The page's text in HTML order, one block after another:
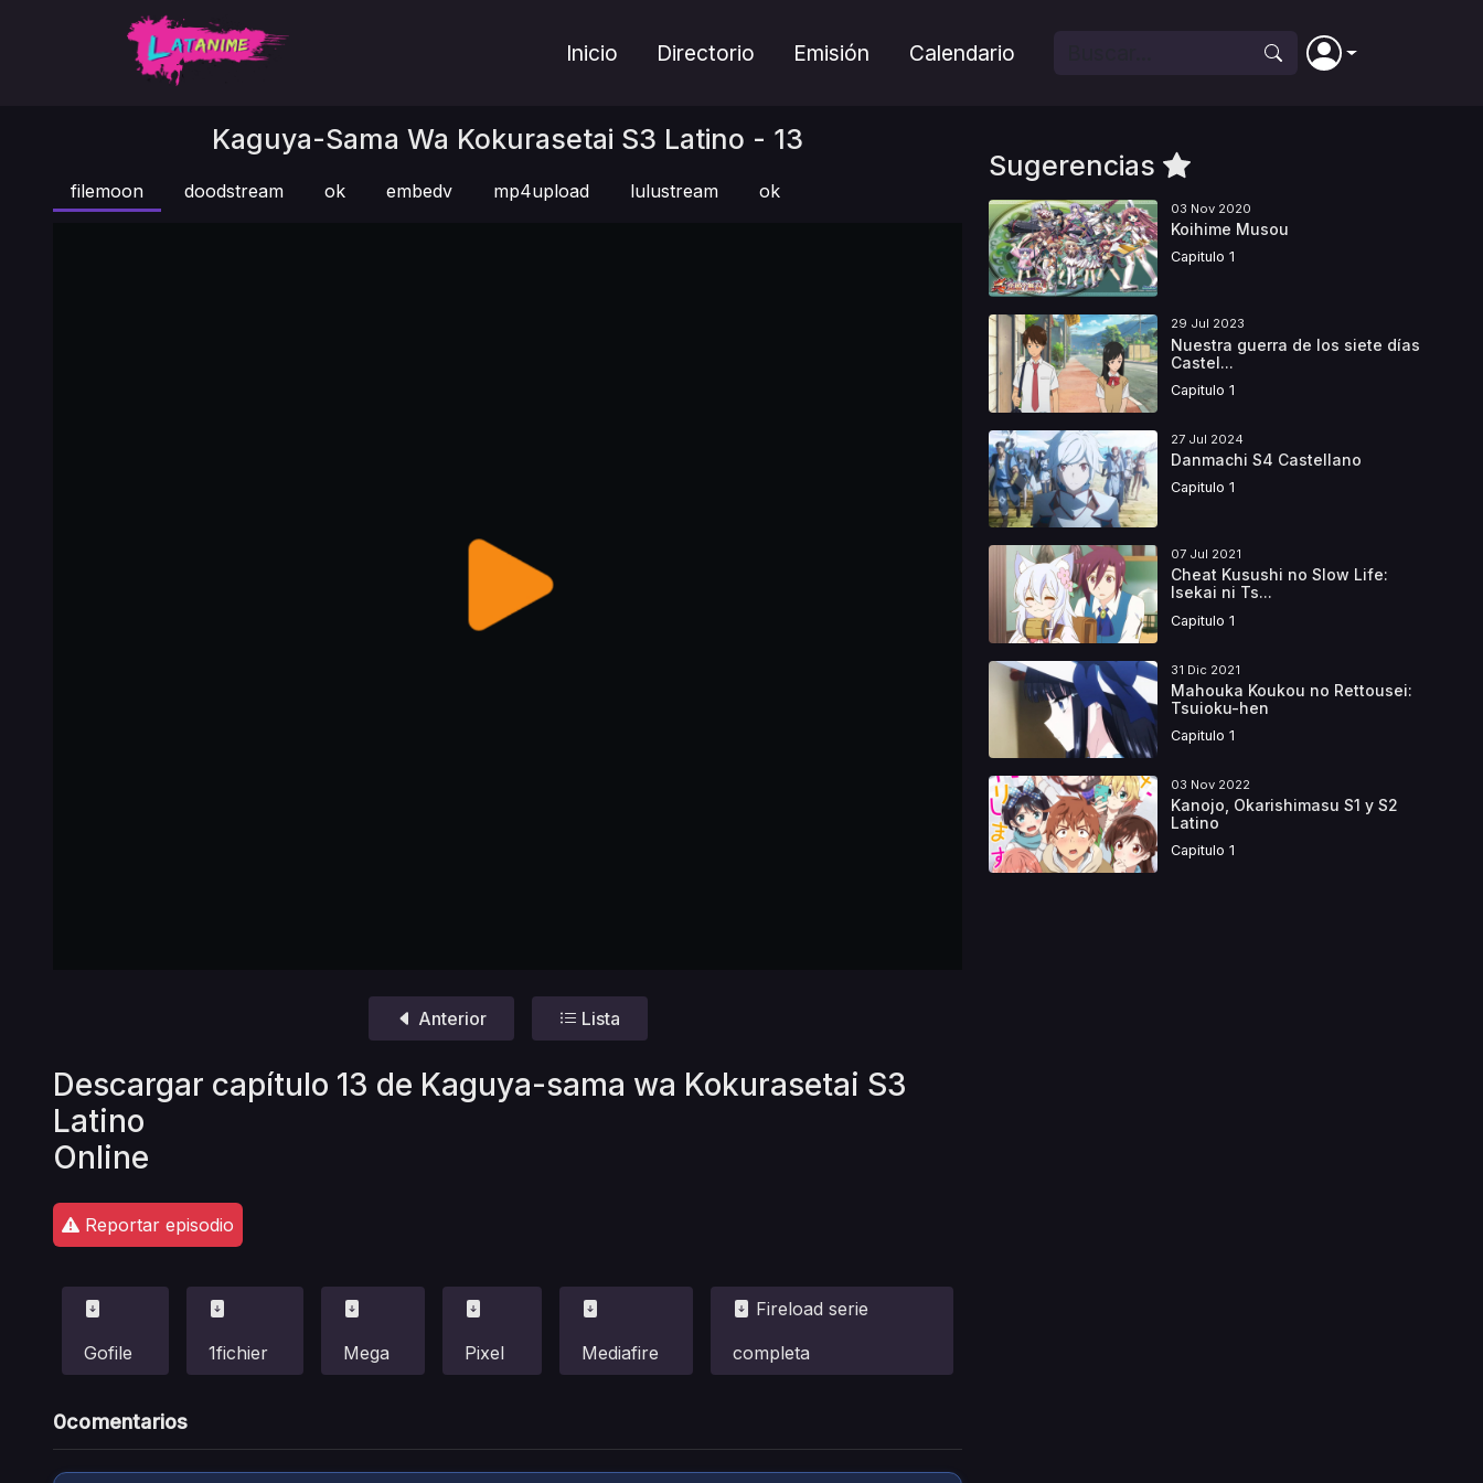
Inicio Directorio Emisión Calendario
Kaguya-Sama Wa Kokurasetai S3 Latino - 13
filemoon doodstream ok embedv mp4upload lulustream ok
Anterior Lista
Descargar capítulo 13 de Kaguya-sama wa Kokurasetai S3
Latino
Online
Reportar episodio
Gofile 1fichier Mega Pixel Mediafire
Fireload serie
completa
0comentarios
Sugerencias
03 Nov 2020
Koihime Musou
Capitulo 1
29 Jul 2023
Nuestra guerra de los siete días
Castel...
Capitulo 1
27 Jul 2024
Danmachi S4 Castellano
Capitulo 1
07 Jul 2021
Cheat Kusushi no Slow Life:
Isekai ni Ts...
Capitulo 1
31 Dic 2021
Mahouka Koukou no Rettousei:
Tsuioku-hen
Capitulo 1
03 Nov 2022
Kanojo, Okarishimasu S1 y S2
Latino
Capitulo 1